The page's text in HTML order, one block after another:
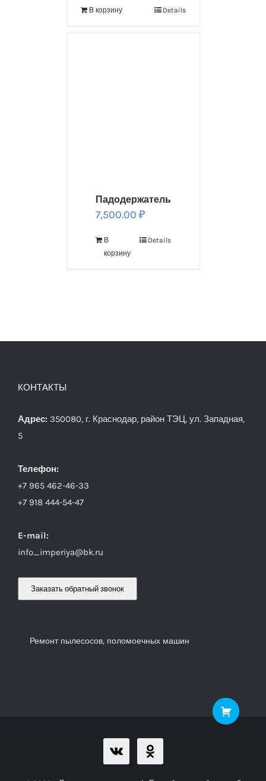
В корзину Details
Падодержатель
7,500.00 ₽
В
корзину
Details
КОНТАКТЫ
Адрес: 350080, г. Краснодар, район ТЭЦ, ул. Западная,
5
Телефон:
+7 965 462-46-33
+7 918 444-54-47
E-mail:
info_imperiya@bk.ru
Заказать обратный звонок
Ремонт пылесосов, поломоечных машин